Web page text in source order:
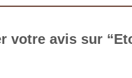
votre avis sur